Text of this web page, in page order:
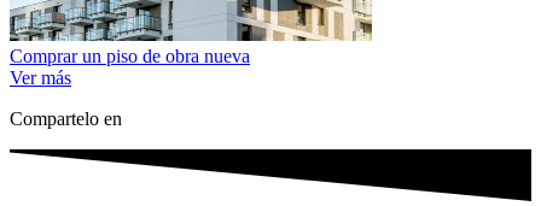
Comprar un piso de obra nueva
Ver más
Compartelo en